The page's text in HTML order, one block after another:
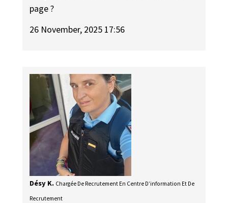
page ?
26 November, 2025 17:56
Désy K. Chargée De Recrutement En Centre D’information Et De
Recrutement